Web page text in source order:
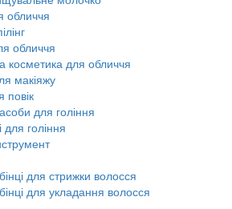
обличчя
обличчя
косметика для обличчя
макіяжу
повік
для гоління
для гоління
для стрижки волосся
для укладання волосся